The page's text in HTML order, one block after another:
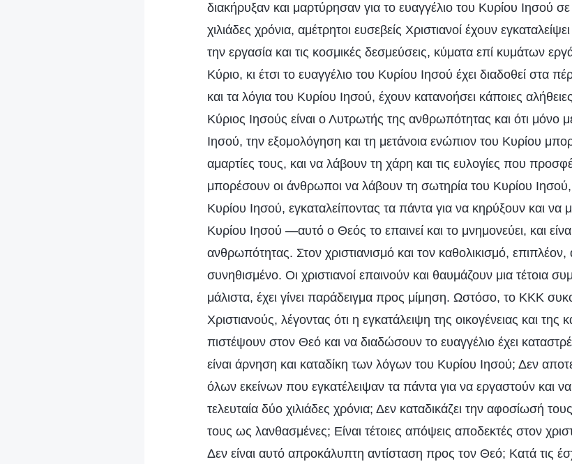
διακήρυξαν και μαρτύρησαν για το ευαγγέλιο του Κυρίου Ιησού
χιλιάδες χρόνια, αμέτρητοι ευσεβείς Χριστιανοί έχουν
την εργασία και τις κοσμικές δεσμεύσεις, κύματα επί κυμάτων
Κύριο, κι έτσι το ευαγγέλιο του Κυρίου Ιησού έχει διαδοθεί στα
και τα λόγια του Κυρίου Ιησού, έχουν κατανοήσει κάποιες
Κύριος Ιησούς είναι ο Λυτρωτής της ανθρωπότητας και ότι μόνο
Ιησού, την εξομολόγηση και τη μετάνοια ενώπιον του Κυρίου
αμαρτίες τους, και να λάβουν τη χάρη και τις ευλογίες που
μπορέσουν οι άνθρωποι να λάβουν τη σωτηρία του Κυρίου
Κυρίου Ιησού, εγκαταλείποντας τα πάντα για να κηρύξουν και
Κυρίου Ιησού —αυτό ο Θεός το επαινεί και το μνημονεύει, και
ανθρωπότητας. Στον χριστιανισμό και τον καθολικισμό, επιπλέον,
συνηθισμένο. Οι χριστιανοί επαινούν και θαυμάζουν μια τέτοια
μάλιστα, έχει γίνει παράδειγμα προς μίμηση. Ωστόσο, το ΚΚΚ
Χριστιανούς, λέγοντας ότι η εγκατάλειψη της οικογένειας και της
πιστέψουν στον Θεό και να διαδώσουν το ευαγγέλιο έχει
είναι άρνηση και καταδίκη των λόγων του Κυρίου Ιησού; Δεν
όλων εκείνων που εγκατέλειψαν τα πάντα για να εργαστούν και
τελευταία δύο χιλιάδες χρόνια; Δεν καταδικάζει την αφοσίωσή
τους ως λανθασμένες; Είναι τέτοιες απόψεις αποδεκτές στον
Δεν είναι αυτό απροκάλυπτη αντίσταση προς τον Θεό; Κατά τις